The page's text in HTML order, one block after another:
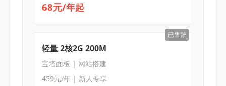
68元/年起
已售罄
轻量 2核2G 200M
宝塔面板 | 网站搭建
459元/年| 新人专享